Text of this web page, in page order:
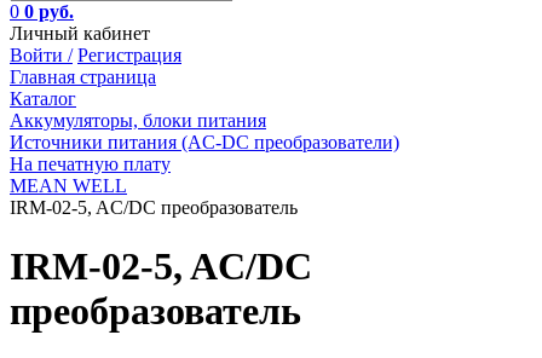
0 0 руб.
Личный кабинет
Войти / Регистрация
Главная страница
Каталог
Аккумуляторы, блоки питания
Источники питания (AC-DC преобразователи)
На печатную плату
MEAN WELL
IRM-02-5, AC/DC преобразователь
IRM-02-5, AC/DC
преобразователь